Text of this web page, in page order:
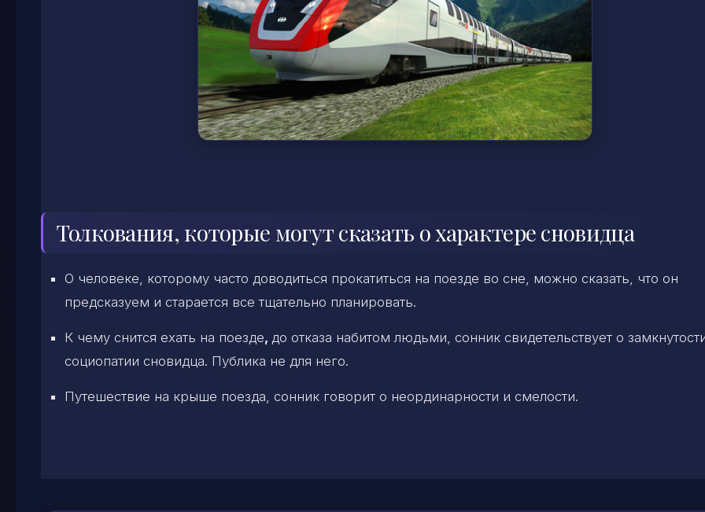
Толкования, которые могут сказать о характере сновидца
О человеке, которому часто доводиться прокатиться на поезде во сне, можно сказать, что он
предсказуем и старается все тщательно планировать.
К чему снится ехать на поезде, до отказа набитом людьми, сонник свидетельствует о
социопатии сновидца. Публика не для него.
Путешествие на крыше поезда, сонник говорит о неординарности и смелости.